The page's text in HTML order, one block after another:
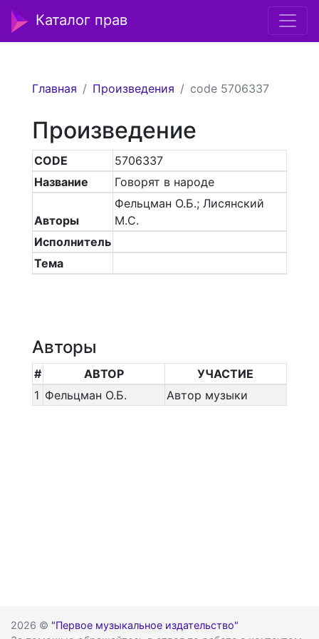
Каталог прав
Главная Произведения code 5706337
Произведение
CODE
5706337
Название
Говорят в народе
Авторы
Фельцман О.Б.; Лисянский
М.С.
Исполнитель
Тема
Авторы
# АВТОР
УЧАСТИЕ
1 Фельцман О.Б. Автор музыки
2026 © "Первое музыкальное издательство"